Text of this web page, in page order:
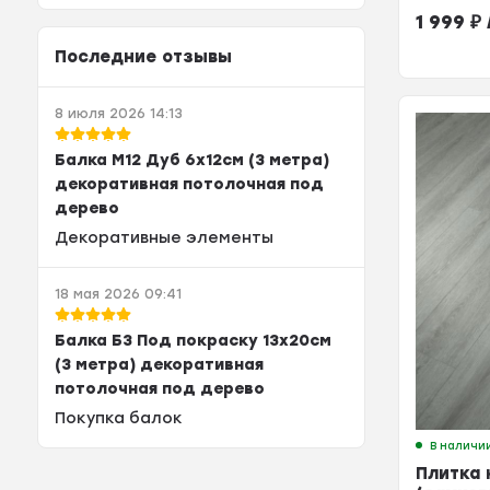
Последние отзывы
8 июля 2026 14:13
Балка М12 Дуб 6х12см (3 метра)
декоративная потолочная под
дерево
Декоративные элементы
18 мая 2026 09:41
Балка Б3 Под покраску 13х20см
(3 метра) декоративная
потолочная под дерево
Покупка балок
Лукка
2,196м²)
1 999₽
В
Плитка